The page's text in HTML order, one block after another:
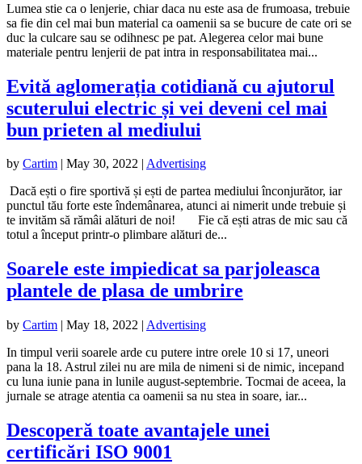
Lumea stie ca o lenjerie, chiar daca nu este asa de frumoasa, trebuie
sa fie din cel mai bun material ca oamenii sa se bucure de cate ori se
duc la culcare sau se odihnesc pe pat. Alegerea celor mai bune
materiale pentru lenjerii de pat intra in responsabilitatea mai...
Evită aglomerația cotidiană cu ajutorul
scuterului electric și vei deveni cel mai
bun prieten al mediului
by Cartim | May 30, 2022 | Advertising
Dacă ești o fire sportivă și ești de partea mediului înconjurător, iar
punctul tău forte este îndemânarea, atunci ai nimerit unde trebuie și
te invităm să rămâi alături de noi! Fie că ești atras de mic sau că
totul a început printr-o plimbare alături de...
Soarele este impiedicat sa parjoleasca
plantele de plasa de umbrire
by Cartim | May 18, 2022 | Advertising
In timpul verii soarele arde cu putere intre orele 10 si 17, uneori
pana la 18. Astrul zilei nu are mila de nimeni si de nimic, incepand
cu luna iunie pana in lunile august-septembrie. Tocmai de aceea, la
jurnale se atrage atentia ca oamenii sa nu stea in soare, iar...
Descoperă toate avantajele unei
certificări ISO 9001